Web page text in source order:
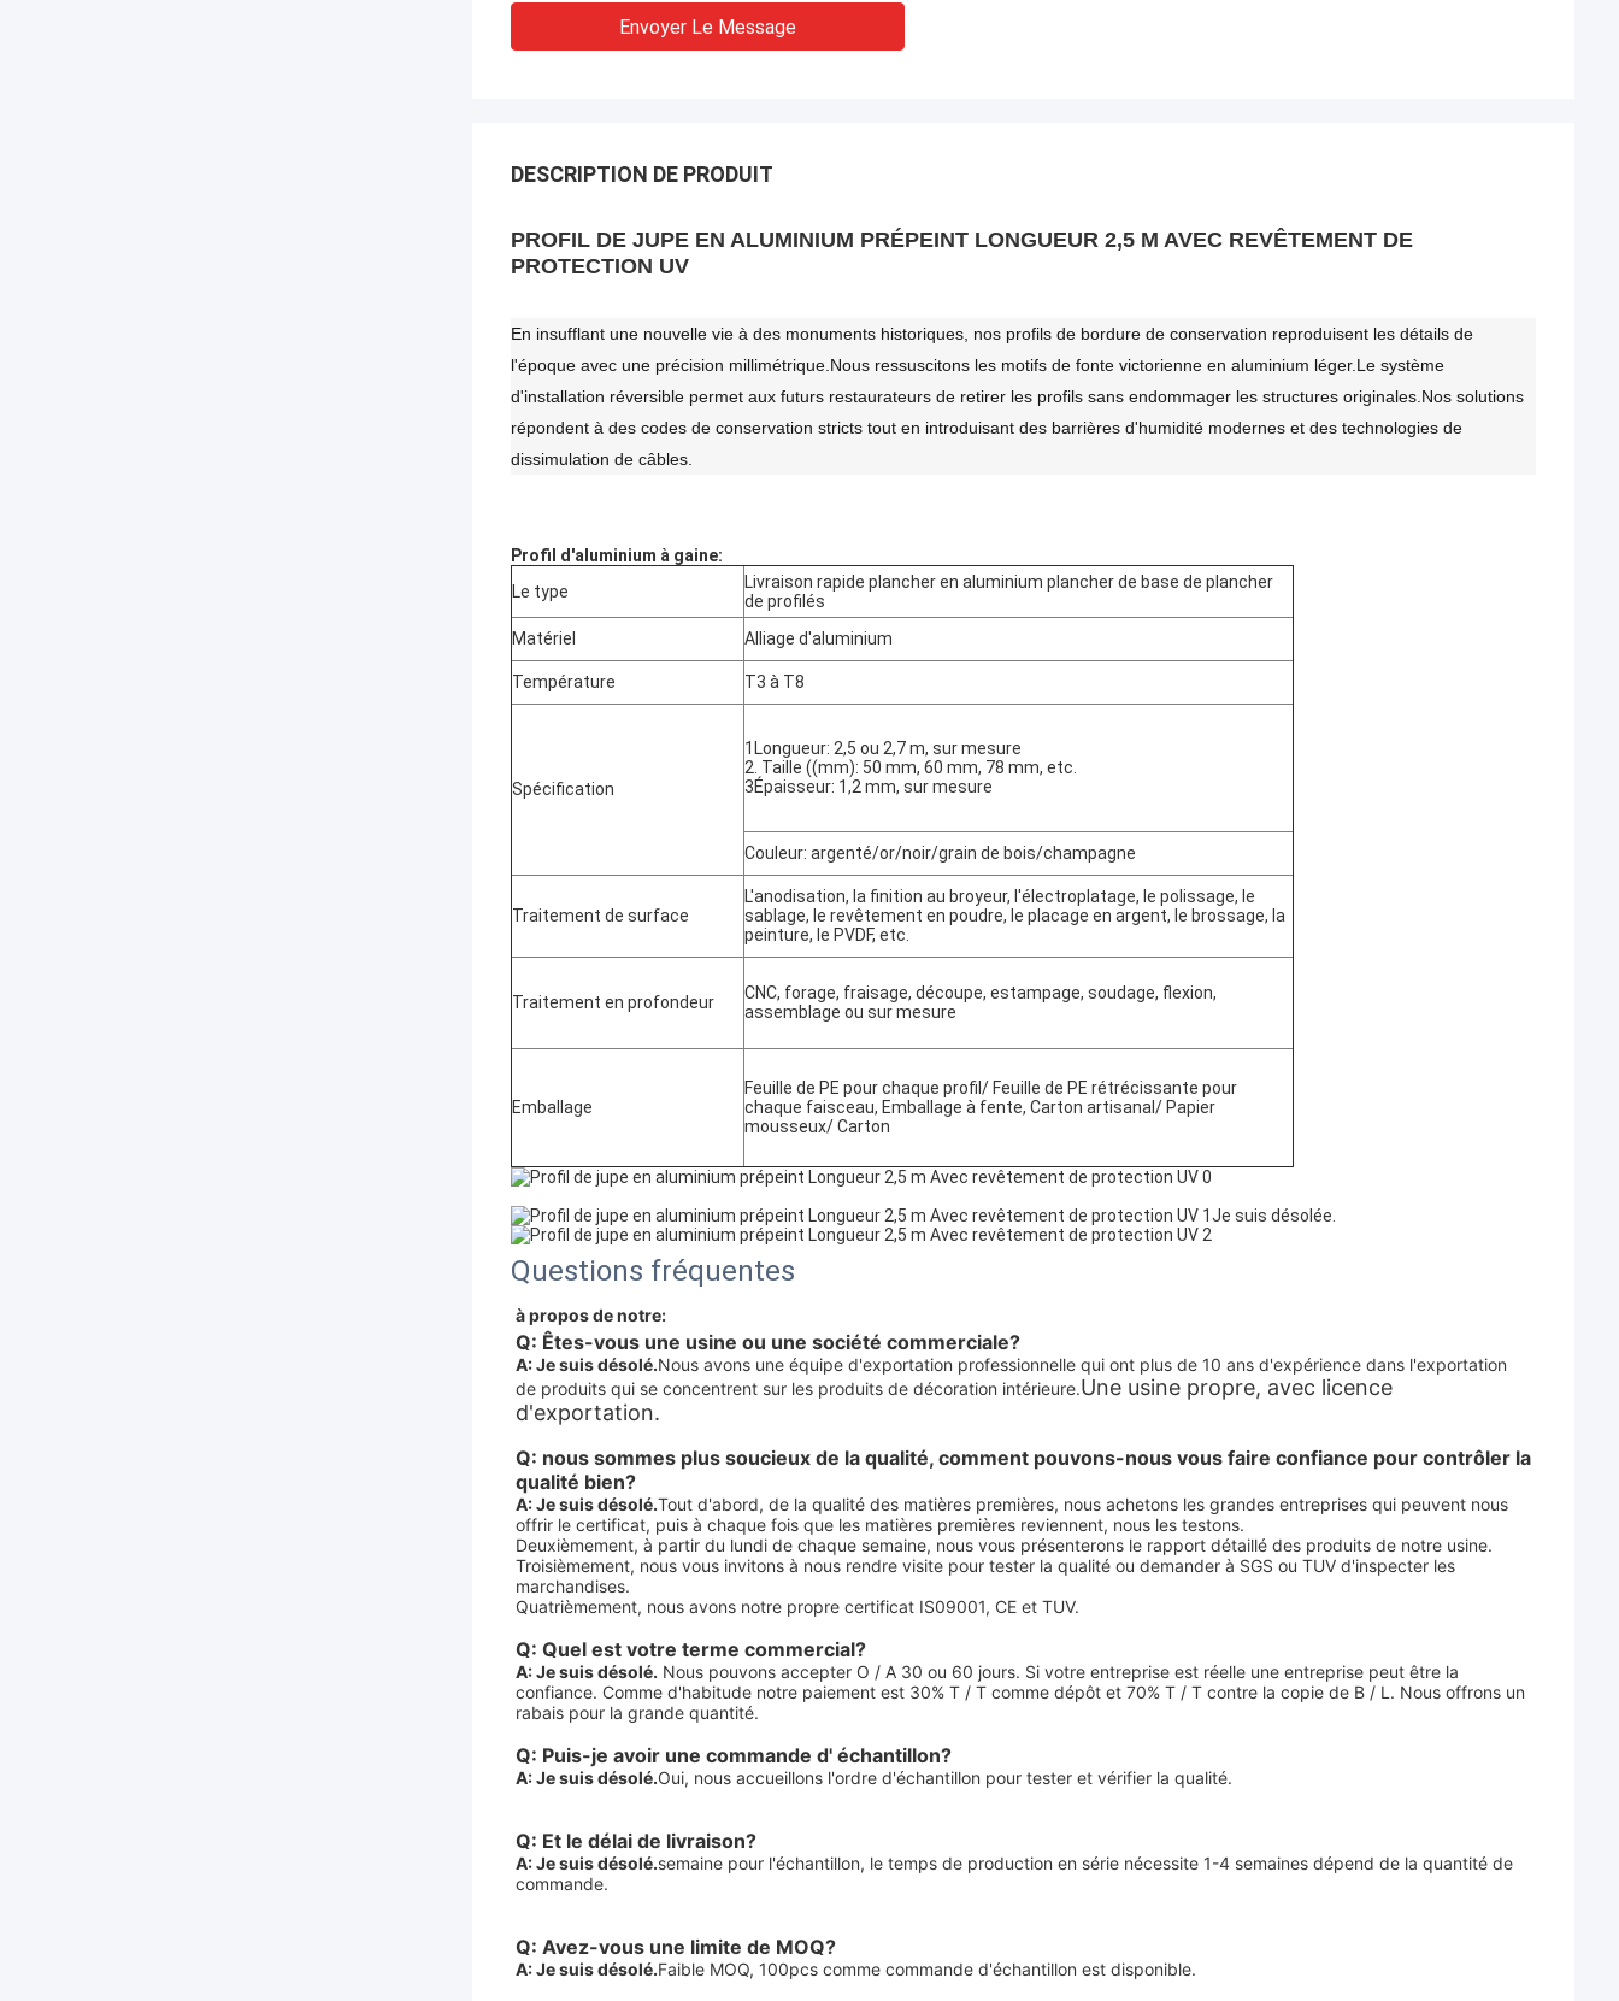
Envoyer Le Message
DESCRIPTION DE PRODUIT
PROFIL DE JUPE EN ALUMINIUM PRÉPEINT LONGUEUR 2,5 M AVEC REVÊTEMENT DE
PROTECTION UV
En insufflant une nouvelle vie à des monuments historiques, nos profils de bordure de conservation reproduisent les détails de
l'époque avec une précision millimétrique.Nous ressuscitons les motifs de fonte victorienne en aluminium léger.Le système
d'installation réversible permet aux futurs restaurateurs de retirer les profils sans endommager les structures originales.Nos solutions
répondent à des codes de conservation stricts tout en introduisant des barrières d'humidité modernes et des technologies de
dissimulation de câbles.
Profil d'aluminium à gaine:
Le type
Livraison rapide plancher en aluminium plancher de base de plancher
de profilés
Matériel
Alliage d'aluminium
Température T3 à T8
Spécification
1Longueur: 2,5 ou 2,7 m, sur mesure
2. Taille ((mm): 50 mm, 60 mm, 78 mm, etc.
3Épaisseur: 1,2 mm, sur mesure
Couleur: argenté/or/noir/grain de bois/champagne
Traitement de surface
L'anodisation, la finition au broyeur, l'électroplatage, le polissage, le
sablage, le revêtement en poudre, le placage en argent, le brossage, la
peinture, le PVDF, etc.
Traitement en profondeur
CNC, forage, fraisage, découpe, estampage, soudage, flexion,
assemblage ou sur mesure
Emballage
Feuille de PE pour chaque profil/ Feuille de PE rétrécissante pour
chaque faisceau, Emballage à fente, Carton artisanal/ Papier
mousseux/ Carton
Je suis désolée.
Questions fréquentes
à propos de notre:
Q: Êtes-vous une usine ou une société commerciale?
A: Je suis désolé.Nous avons une équipe d'exportation professionnelle qui ont plus de 10 ans d'expérience dans l'exportation
de produits qui se concentrent sur les produits de décoration intérieure.Une usine propre, avec licence
d'exportation.
Q: nous sommes plus soucieux de la qualité, comment pouvons-nous vous faire confiance pour contrôler la
qualité bien?
A: Je suis désolé.Tout d'abord, de la qualité des matières premières, nous achetons les grandes entreprises qui peuvent nous
offrir le certificat, puis à chaque fois que les matières premières reviennent, nous les testons.
Deuxièmement, à partir du lundi de chaque semaine, nous vous présenterons le rapport détaillé des produits de notre usine.
Troisièmement, nous vous invitons à nous rendre visite pour tester la qualité ou demander à SGS ou TUV d'inspecter les
marchandises.
Quatrièmement, nous avons notre propre certificat IS09001, CE et TUV.
Q: Quel est votre terme commercial?
A: Je suis désolé. Nous pouvons accepter O / A 30 ou 60 jours. Si votre entreprise est réelle une entreprise peut être la
confiance. Comme d'habitude notre paiement est 30% T / T comme dépôt et 70% T / T contre la copie de B / L. Nous offrons un
rabais pour la grande quantité.
Q: Puis-je avoir une commande d' échantillon?
A: Je suis désolé.Oui, nous accueillons l'ordre d'échantillon pour tester et vérifier la qualité.
Q: Et le délai de livraison?
A: Je suis désolé.semaine pour l'échantillon, le temps de production en série nécessite 1-4 semaines dépend de la quantité de
commande.
Q: Avez-vous une limite de MOQ?
A: Je suis désolé.Faible MOQ, 100pcs comme commande d'échantillon est disponible.